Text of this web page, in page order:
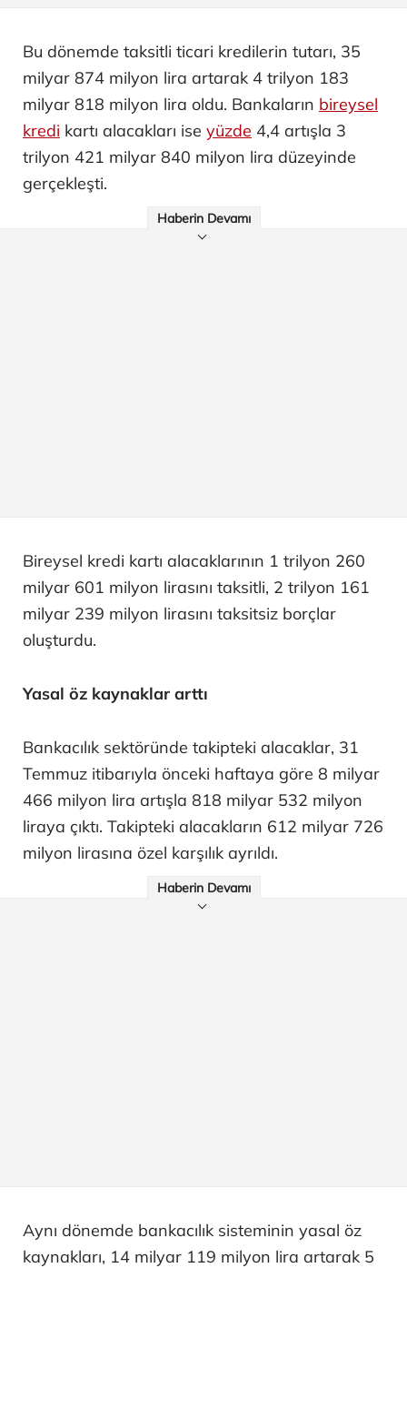
Bu dönemde taksitli ticari kredilerin tutarı, 35
milyar 874 milyon lira artarak 4 trilyon 183
milyar 818 milyon lira oldu. Bankaların bireysel
kredi kartı alacakları ise yüzde 4,4 artışla 3
trilyon 421 milyar 840 milyon lira düzeyinde
gerçekleşti.
Haberin Devamı
Bireysel kredi kartı alacaklarının 1 trilyon 260
milyar 601 milyon lirasını taksitli, 2 trilyon 161
milyar 239 milyon lirasını taksitsiz borçlar
oluşturdu.
Yasal öz kaynaklar arttı
Bankacılık sektöründe takipteki alacaklar, 31
Temmuz itibarıyla önceki haftaya göre 8 milyar
466 milyon lira artışla 818 milyar 532 milyon
liraya çıktı. Takipteki alacakların 612 milyar 726
milyon lirasına özel karşılık ayrıldı.
Haberin Devamı
Aynı dönemde bankacılık sisteminin yasal öz
kaynakları, 14 milyar 119 milyon lira artarak 5